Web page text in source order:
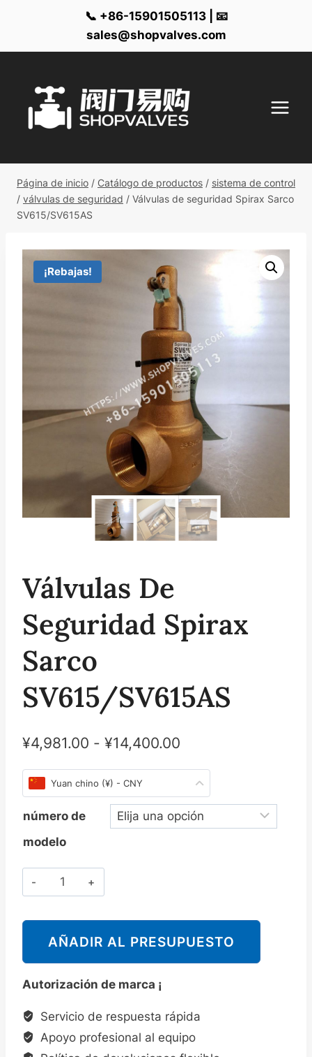
📞 +86-15901505113 | 📧
sales@shopvalves.com
contenido
Página de inicio / Catálogo de productos / sistema de control
/ válvulas de seguridad / Válvulas de seguridad Spirax Sarco
SV615/SV615AS
¡Rebajas!
Válvulas De
Seguridad Spirax
Sarco
SV615/SV615AS
¥4,981.00 - ¥14,400.00
Yuan chino (¥) - CNY
número de
modelo
Cantidad
斯
Sarco
SV615/SV615AS
全
AÑADIR AL PRESUPUESTO
Autorización de marca ¡
Servicio de respuesta rápida
Apoyo profesional al equipo